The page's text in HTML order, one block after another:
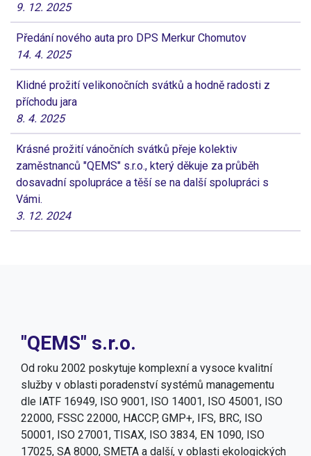
9. 12. 2025
Předání nového auta pro DPS Merkur Chomutov
14. 4. 2025
Klidné prožití velikonočních svátků a hodně radosti z
příchodu jara
8. 4. 2025
Krásné prožití vánočních svátků přeje kolektiv
zaměstnanců "QEMS" s.r.o., který děkuje za průběh
dosavadní spolupráce a těší se na další spolupráci s
Vámi.
3. 12. 2024
"QEMS" s.r.o.
Od roku 2002 poskytuje komplexní a vysoce kvalitní
služby v oblasti poradenství systémů managementu
dle IATF 16949, ISO 9001, ISO 14001, ISO 45001, ISO
22000, FSSC 22000, HACCP, GMP+, IFS, BRC, ISO
50001, ISO 27001, TISAX, ISO 3834, EN 1090, ISO
17025, SA 8000, SMETA a další, v oblasti ekologických